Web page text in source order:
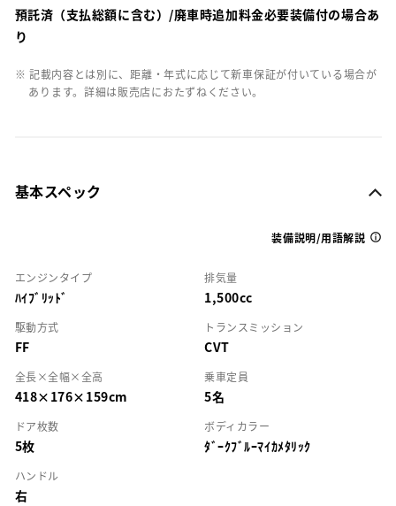
預託済（支払総額に含む）/廃車時追加料金必要装備付の場合あ
り
※ 記載内容とは別に、距離・年式に応じて新車保証が付いている場合が
あります。詳細は販売店におたずねください。
基本スペック
装備説明/用語解説
エンジンタイプ
ﾊｲﾌﾞﾘｯﾄﾞ
排気量
1,500cc
駆動方式
FF
トランスミッション
CVT
全長×全幅×全高
418×176×159cm
乗車定員
5名
ドア枚数
5枚
ボディカラー
ﾀﾞｰｸﾌﾞﾙｰﾏｲｶﾒﾀﾘｯｸ
ハンドル
右